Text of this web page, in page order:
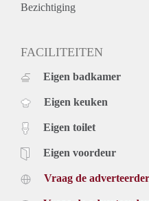
Bezichtiging
FACILITEITEN
Eigen badkamer
Eigen keuken
Eigen toilet
Eigen voordeur
Vraag de adverteerder